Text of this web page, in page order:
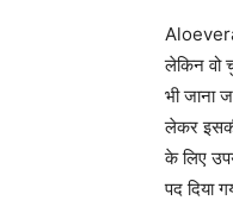
Aloevera
लेकिन वो
भी जाना
लेकर
के लिए
पद दिया